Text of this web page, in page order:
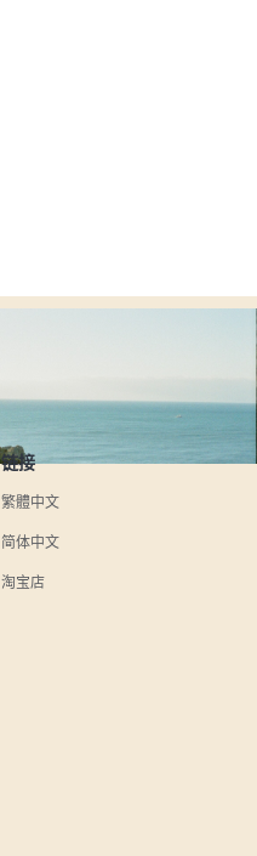
链接
繁體中文
简体中文
淘宝店